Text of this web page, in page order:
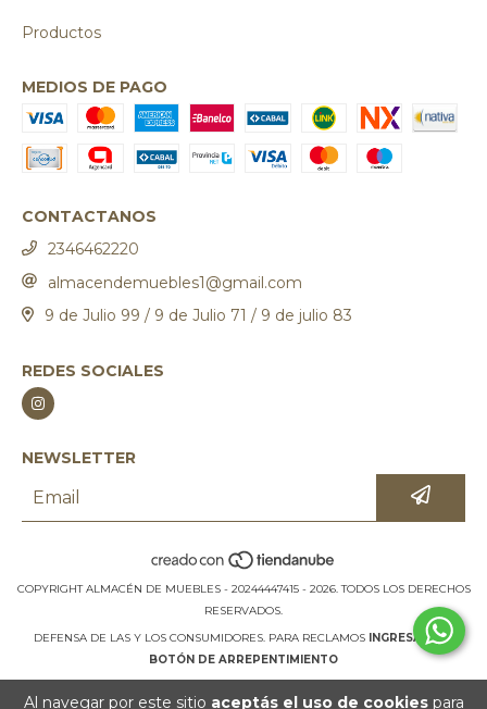
Al navegar por este sitio aceptás el uso de cookiespara
Productos
MEDIOS DE PAGO
CONTACTANOS
2346462220
almacendemuebles1@gmail.com
9 de Julio 99 / 9 de Julio 71 / 9 de julio 83
REDES SOCIALES
NEWSLETTER
COPYRIGHT ALMACÉN DE MUEBLES - 20244447415 - 2026. TODOS LOS DERECHOS
RESERVADOS.
DEFENSA DE LAS Y LOS CONSUMIDORES. PARA RECLAMOS INGRESÁ ACÁ.
BOTÓN DE ARREPENTIMIENTO